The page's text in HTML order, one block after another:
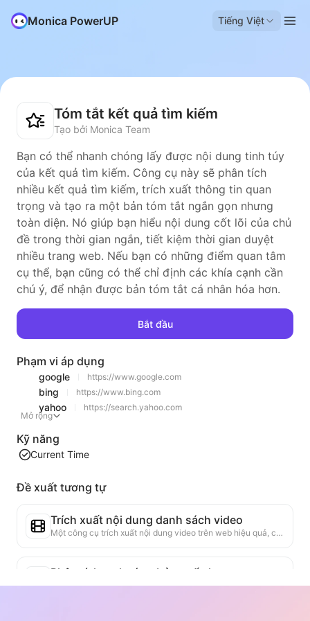
Monica PowerUP Tiếng Việt
Tóm tắt kết quả tìm kiếm
Tạo bởi Monica Team
Bạn có thể nhanh chóng lấy được nội dung tinh túy
của kết quả tìm kiếm. Công cụ này sẽ phân tích
nhiều kết quả tìm kiếm, trích xuất thông tin quan
trọng và tạo ra một bản tóm tắt ngắn gọn nhưng
toàn diện. Nó giúp bạn hiểu nội dung cốt lõi của chủ
đề trong thời gian ngắn, tiết kiệm thời gian duyệt
nhiều trang web. Nếu bạn có những điểm quan tâm
cụ thể, bạn cũng có thể chỉ định các khía cạnh cần
chú ý, để nhận được bản tóm tắt cá nhân hóa hơn.
Bắt đầu
Phạm vi áp dụng
google https://www.google.com
bing https://www.bing.com
yahoo
https://search.yahoo.com
Mở rộng
Kỹ năng
Current Time
Đề xuất tương tự
Trích xuất nội dung danh sách video
Một công cụ trích xuất nội dung video trên web hiệu quả, có khả năng quét nhanh các trang web và tổ chức thông tin video thành bảng Markdown có cấu trúc.
Phân tích xu hướng bảng xếp hạng
Phân tích dữ liệu bảng xếp hạng của trang hiện tại, tạo báo cáo xu hướng. Nhận diện các loại sản phẩm phổ biến, các loại sản phẩm đang tăng nhanh và công nghệ mới nổi. Cung cấp cái nhìn thị trường ngay lập tức, giúp bạn hiểu xu hướng sản phẩm mới nhất và động thái thị trường.